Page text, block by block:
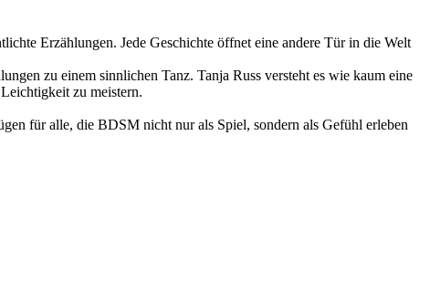
Erzählungen. Jede Geschichte öffnet eine andere Tür in die Welt
zu einem sinnlichen Tanz. Tanja Russ versteht es wie kaum eine
zu meistern.
für alle, die BDSM nicht nur als Spiel, sondern als Gefühl erleben